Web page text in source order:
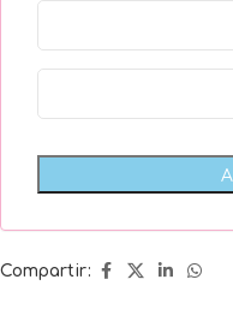
Compartir: